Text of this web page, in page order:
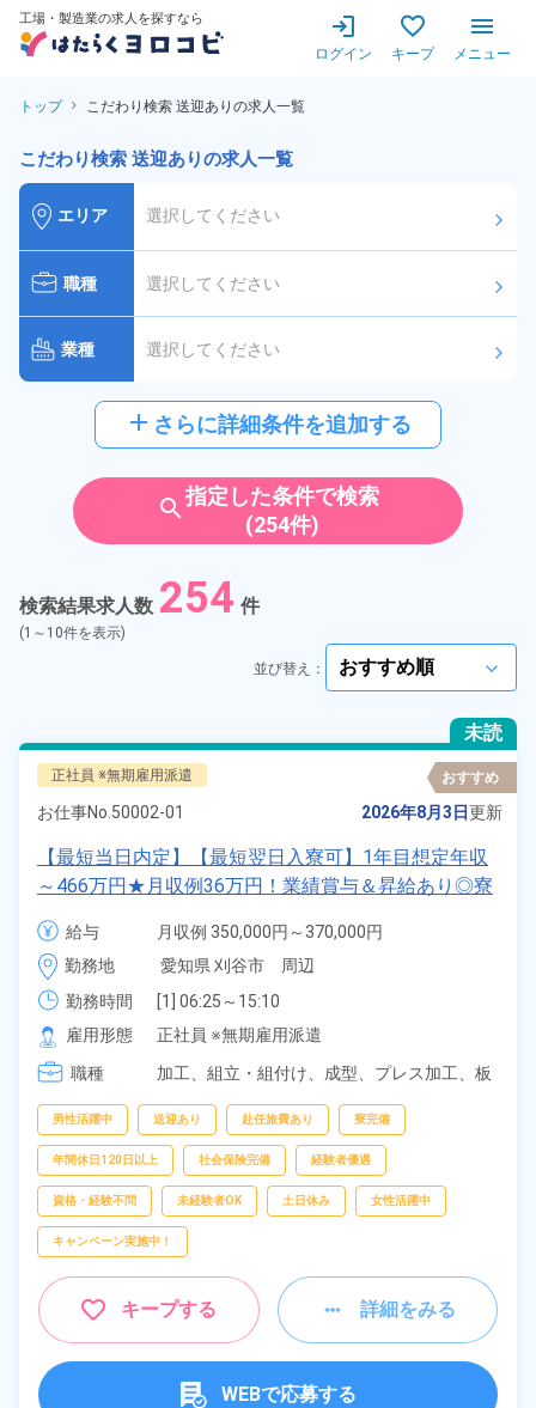
工場・製造業の求人を探すなら
ログイン キープ メニュー
トップ こだわり検索 送迎ありの求人一覧
こだわり検索 送迎ありの求人一覧
エリア 選択してください arrow_forward_ios
職種 選択してください arrow_forward_ios
業種 選択してください arrow_forward_ios
選択してください
雇用形態 派遣社員
紹介予定派遣
契約社員
アルバイト・パート
正社員 ※無期雇用派遣
期間従業員
こだわり
タグ 選択してください
ド
自宅周辺の
お仕事
出典：「位置参照情報」(国土交通省）の加工情報・「HeartRails
add さらに詳細条件を追加する
search指定した条件で検索
(254件)
検索結果求人数 254 件
(1～10件を表示)
並び替え： arrow_forward_ios
未読
正社員 ※無期雇用派遣 おすすめ
お仕事No. 50002-01 2026年8月3日更新
【最短当日内定】【最短翌日入寮可】1年目想定年収
～466万円★月収例36万円！業績賞与＆昇給あり◎寮
完備！寮費6割補助★寮から職場まで送迎つき◎土日
休み＆年間休日122日！《愛知県刈谷市》
給与
月収例 350,000円～370,000円
給与 251,000円～251,000円
勤務地
愛知県 刈谷市　周辺
勤務時間
[1] 06:25～15:10
[2] 17:05～01:50
[3] 08:30～17:25
雇用形態
正社員 ※無期雇用派遣
職種
加工、 組立・組付け、 成型、 プレス加工、 板
ーター、
検査
男性活躍中 送迎あり 赴任旅費あり 寮完備
年間休日120日以上 社会保険完備 経験者優遇
資格・経験不問 未経験者OK 土日休み 女性活躍中
キャンペーン実施中！
キープする 詳細をみる
WEBで応募する